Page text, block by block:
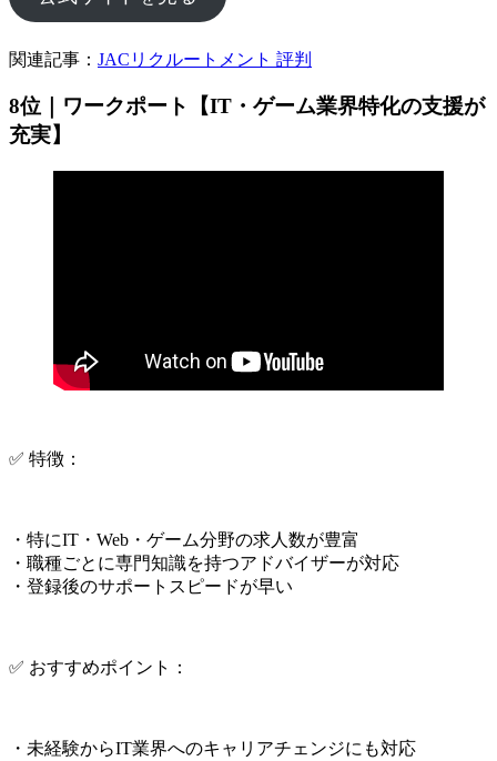
関連記事： JACリクルートメント 評判
8位｜ワークポート【IT・ゲーム業界特化の支援が
充実】
✅ 特徴：
・特にIT・Web・ゲーム分野の求人数が豊富
・職種ごとに専門知識を持つアドバイザーが対応
・登録後のサポートスピードが早い
✅ おすすめポイント：
・未経験からIT業界へのキャリアチェンジにも対応